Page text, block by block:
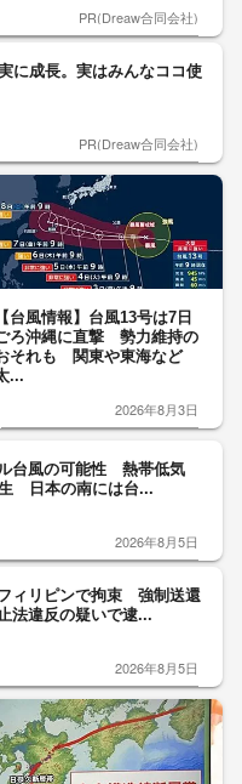
PR(Dreaw合同会社)
に成長。実はみんなココ使
PR(Dreaw合同会社)
【台風情報】台風13号は7日
ろ沖縄に直撃 勢力維持の
それも 関東や東海など
...
2026年8月3日
ル台風の可能性 熱帯低気
日本の南には台...
2026年8月5日
ィリピンで拘束 強制送還
法違反の疑いで逮...
2026年8月5日